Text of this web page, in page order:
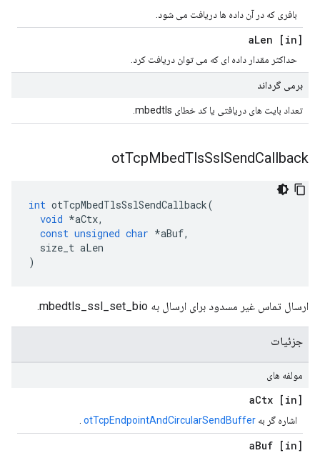
بافری که در آن داده ها دریافت می شود.
[in] a
Len
حداکثر مقدار داده ای که می توان دریافت کرد.
برمی گرداند
تعداد بایت های دریافتی یا کد خطای mbedtls.
otTcpMbedTlsSslSendCallback
int otTcpMbedTlsSslSendCallback(
void *aCtx,
const unsigned char *aBuf,
size_t aLen
)
ارسال تماس غیر مسدود برای ارسال به mbedtls_ssl_set_bio.
جزئیات
مولفه های
[in] a
Ctx
اشاره گر به otTcpEndpointAndCircularSendBuffer
[in] a
Buf